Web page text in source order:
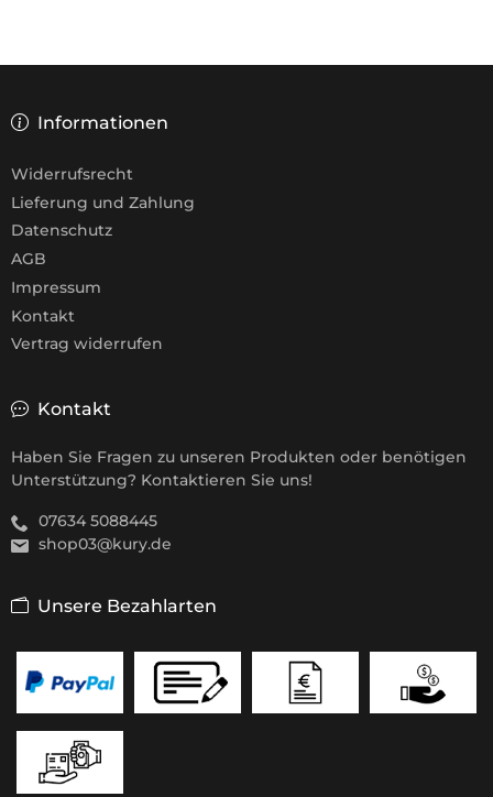
Informationen
Widerrufsrecht
Lieferung und Zahlung
Datenschutz
AGB
Impressum
Kontakt
Vertrag widerrufen
Kontakt
Haben Sie Fragen zu unseren Produkten oder benötigen
Unterstützung? Kontaktieren Sie uns!
07634 5088445
shop03@kury.de
Unsere Bezahlarten